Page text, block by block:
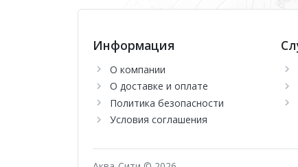
Информация
О компании
О доставке и оплате
Политика безопасности
Условия соглашения